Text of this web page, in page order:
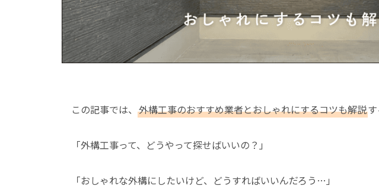
この記事では、 外構工事のおすすめ業者とおしゃれにするコツも解説
「外構工事って、どうやって探せばいいの？」
「おしゃれな外構にしたいけど、どうすればいいんだろう…」